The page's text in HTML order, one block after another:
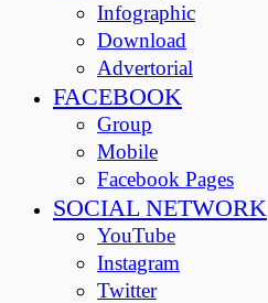
Infographic
Download
Advertorial
FACEBOOK
Group
Mobile
Facebook Pages
SOCIAL NETWORK
YouTube
Instagram
Twitter